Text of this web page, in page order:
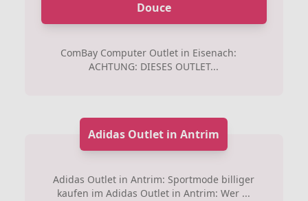
Douce
ComBay Computer Outlet in Eisenach:
ACHTUNG: DIESES OUTLET...
Adidas Outlet in Antrim
Adidas Outlet in Antrim: Sportmode billiger
kaufen im Adidas Outlet in Antrim: Wer ...